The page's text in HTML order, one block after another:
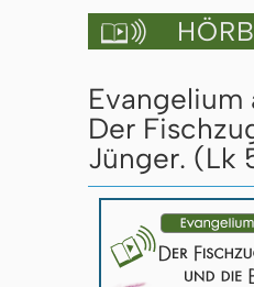

Evangelium
Der
Jünger. (Lk